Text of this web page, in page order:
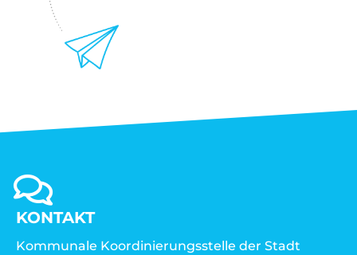
KONTAKT
Kommunale Koordinierungsstelle der Stadt